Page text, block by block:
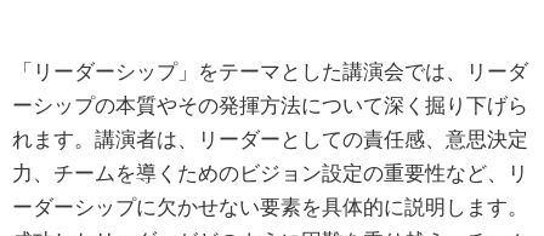
「リーダーシップ」をテーマとした講演会では、リーダ
ーシップの本質やその発揮方法について深く掘り下げら
れます。講演者は、リーダーとしての責任感、意思決定
力、チームを導くためのビジョン設定の重要性など、リ
ーダーシップに欠かせない要素を具体的に説明します。